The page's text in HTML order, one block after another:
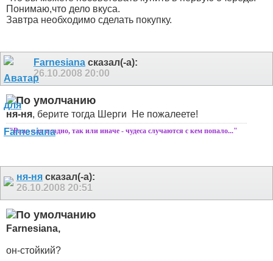
Понимаю,что дело вкуса.
Завтра необходимо сделать покупку.
Farnesiana сказал(-а):
26.10.2008 20:00
ня-ня, берите тогда Шерги Не пожалеете!
"Рано или поздно, так или иначе - чудеса случаются с кем попало..."
ня-ня сказал(-а):
26.10.2008 20:51
Farnesiana,
он-стойкий?